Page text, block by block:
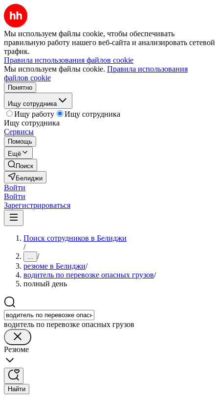
Мы используем файлы cookie, чтобы обеспечивать
правильную работу нашего веб-сайта и анализировать сетевой
трафик.
Правила использования файлов cookie
Мы используем файлы cookie. Правила использования
файлов cookie
Понятно
Ищу сотрудника
Ищу работу
Ищу сотрудника
Ищу сотрудника
Сервисы
Помощь
Ещё
Поиск
Белиджи
Войти
Войти
Зарегистрироваться
Поиск сотрудников в Белиджи
/
... /
резюме в Белиджи/
водитель по перевозке опасных грузов/
полный день
водитель по перевозке опасных грузов
Резюме
Найти